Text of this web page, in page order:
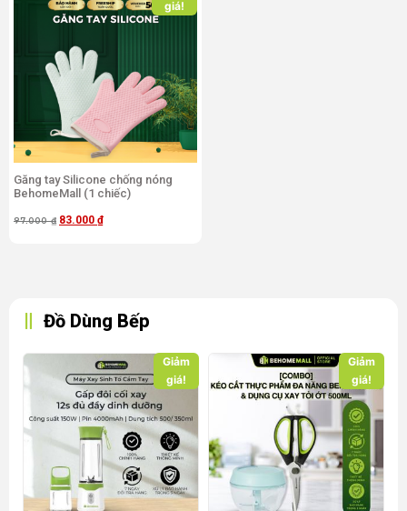
giá!
Găng tay Silicone chống nóng
BehomeMall (1 chiếc)
97.000₫ 83.000 ₫
Đồ Dùng Bếp
Giảm
giá!
Giảm
giá!